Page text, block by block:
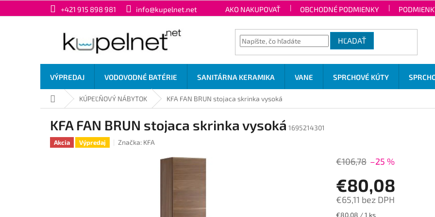
+421 915 898 981 info@kupelnet.net AKO NAKUPOVAŤ OBCHODNÉ PODMIENKY
HĽADAŤ
VÝPREDAJ VODOVODNÉ BATÉRIE SANITÁRNA KERAMIKA VANE SPRCHOVÉ KÚTY
DomovKÚPEĽŇOVÝ NÁBYTOK KFA FAN BRUN stojaca skrinka vysoká
KFA FAN BRUN stojaca skrinka vysoká 1695214301
Akcia Výpredaj Značka: KFA
€106,78 –25 %
€80,08
€65,11 bez DPH
Jednotková
€80,08 / 1 ks